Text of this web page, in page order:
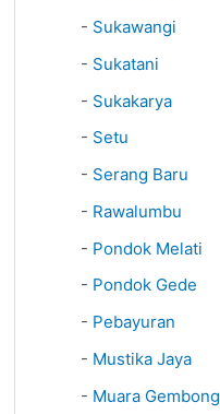
- Sukawangi
- Sukatani
- Sukakarya
- Setu
- Serang Baru
- Rawalumbu
- Pondok Melati
- Pondok Gede
- Pebayuran
- Mustika Jaya
- Muara Gembong